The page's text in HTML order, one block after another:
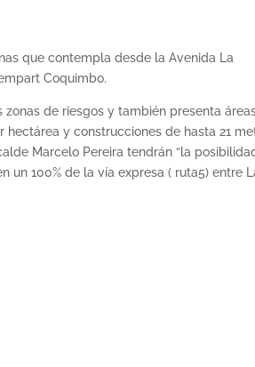
que contempla desde la Avenida La
Coquimbo.
de riesgos y también presenta
y construcciones de hasta 21
Marcelo Pereira tendrán “la
un 100% de la vía expresa ( ruta5) entre